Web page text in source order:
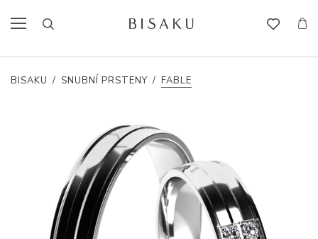
BISAKU / SNUBNÍ PRSTENY / FABLE